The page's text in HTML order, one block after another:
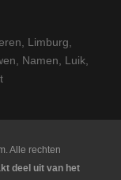
Limburg
Namen Luik
Alle rechten
deel uit van het